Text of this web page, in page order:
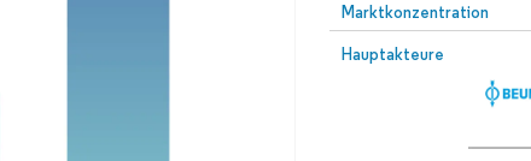
Marktkonzentration
Hauptakteure